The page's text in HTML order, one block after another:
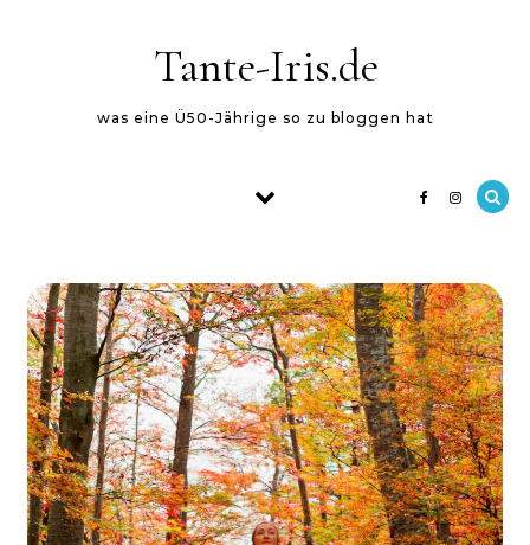
Tante-Iris.de
was eine Ü50-Jährige so zu bloggen hat